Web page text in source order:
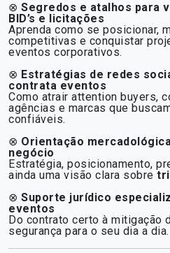
⊗ Segredos e atalhos para
BID’s e licitações
Aprenda como se posicionar,
competitivas e conquistar
eventos corporativos.
⊗ Estratégias de redes
contrata eventos
Como atrair attention buyers,
agências e marcas que
confiáveis.
⊗ Orientação
negócio
Estratégia, posicionamento,
ainda uma visão clara sobre
⊗ Suporte jurídico
eventos
Do contrato certo à mitigação
segurança para o seu dia a dia.